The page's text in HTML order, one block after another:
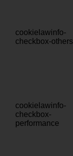
cookielawinfo-
checkbox-others
cookielawinfo-
checkbox-
performance